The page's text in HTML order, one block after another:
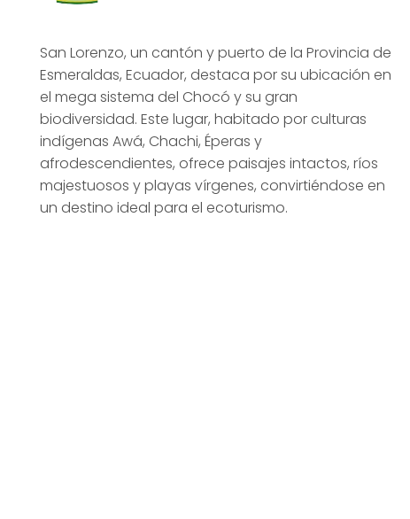
San Lorenzo, un cantón y puerto de la Provincia de
Esmeraldas, Ecuador, destaca por su ubicación en
el mega sistema del Chocó y su gran
biodiversidad. Este lugar, habitado por culturas
indígenas Awá, Chachi, Éperas y
afrodescendientes, ofrece paisajes intactos, ríos
majestuosos y playas vírgenes, convirtiéndose en
un destino ideal para el ecoturismo.